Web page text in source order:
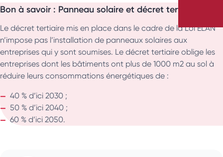
Bon à savoir : Panneau solaire et décret tertiaire
Le décret tertiaire mis en place dans le cadre de la Loi ELAN
n’impose pas l’installation de panneaux solaires aux
entreprises qui y sont soumises. Le décret tertiaire oblige les
entreprises dont les bâtiments ont plus de 1000 m2 au sol à
réduire leurs consommations énergétiques de :
40 % d’ici 2030 ;
50 % d’ici 2040 ;
60 % d’ici 2050.